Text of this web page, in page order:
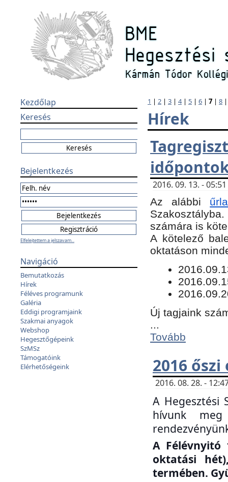
Kezdőlap
Keresés
Bejelentkezés
Elfelejtettem a jelszavam...
Navigáció
Bemutatkozás
Hírek
Féléves programunk
Galéria
Eddigi programjaink
Szakmai anyagok
Webshop
Hegesztőgépeink
SzMSz
Támogatóink
Elérhetőségeink
1 | 2 | 3 | 4| 5 | 6 | 7 | 8
Hírek
2016. 09. 13. -
Az alábbi
számára is
​A kötelező
oktatáson
Új tagjaink
...
Tovább
2016
2016. 08. 28. -
A Hegesztési
hívunk
A Félévnyitó
oktatási
termében.